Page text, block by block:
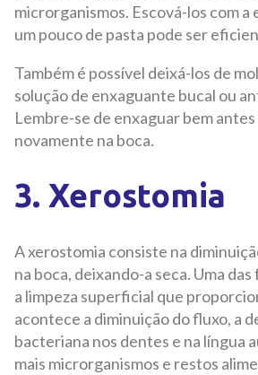
microrganismos. Escová-los com a
um pouco de pasta pode ser
Também é possível deixá-los de
solução de enxaguante bucal ou
Lembre-se de enxaguar bem
novamente na boca.
3. Xerostomia
A xerostomia consiste na
na boca, deixando-a seca. Uma
a limpeza superficial que
acontece a diminuição do fluxo, a
bacteriana nos dentes e na língua
mais microrganismos e restos